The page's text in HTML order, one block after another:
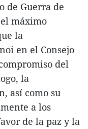
de Guerra de
el máximo
la
en el Consejo
del
la
así como su
a los
de la paz y la